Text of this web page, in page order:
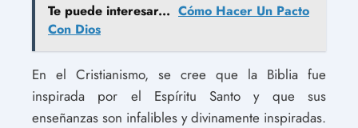
Te puede interesar... Cómo Hacer Un Pacto
Con Dios
En el Cristianismo, se cree que la Biblia fue
inspirada por el Espíritu Santo y que sus
enseñanzas son infalibles y divinamente inspiradas.